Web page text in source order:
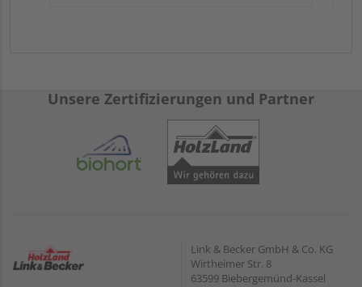
Unsere Zertifizierungen und Partner
Link & Becker GmbH & Co. KG
Wirtheimer Str. 8
63599 Biebergemünd-Kassel